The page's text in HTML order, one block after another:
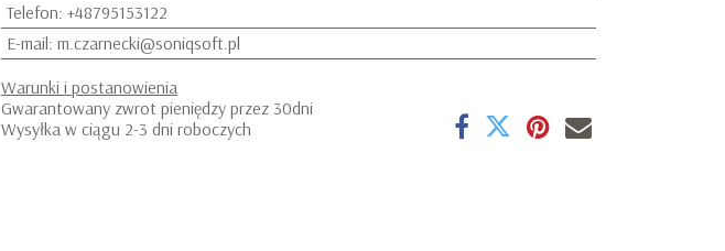
Telefon: +48795153122
E-mail: m.czarnecki@soniqsoft.pl
Warunki i postanowienia
Gwarantowany zwrot pieniędzy przez 30dni
Wysyłka w ciągu 2-3 dni roboczych